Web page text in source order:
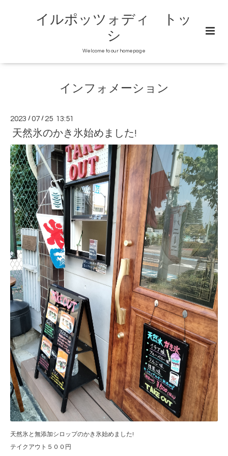
イルポッツォディ トッ
シ
Welcome to our homepage
インフォメーション
2023 /07 / 25 13:51
天然氷のかき氷始めました!
天然氷と無添加シロップのかき氷始めました!
テイクアウト５００円